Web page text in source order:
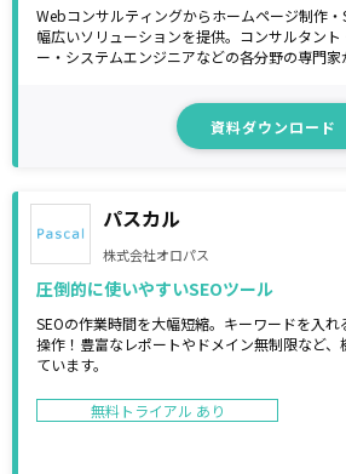
Webコンサルティングからホームページ制作・
幅広いソリューションを提供。コンサルタント
ー・システムエンジニアなどの各分野の専門家
資料ダウンロード
パスカル
株式会社オロパス
圧倒的に使いやすいSEOツール
SEOの作業時間を大幅短縮。キーワードを入れ
操作！豊富なレポートやドメイン無制限など、
ています。
無料トライアル あり